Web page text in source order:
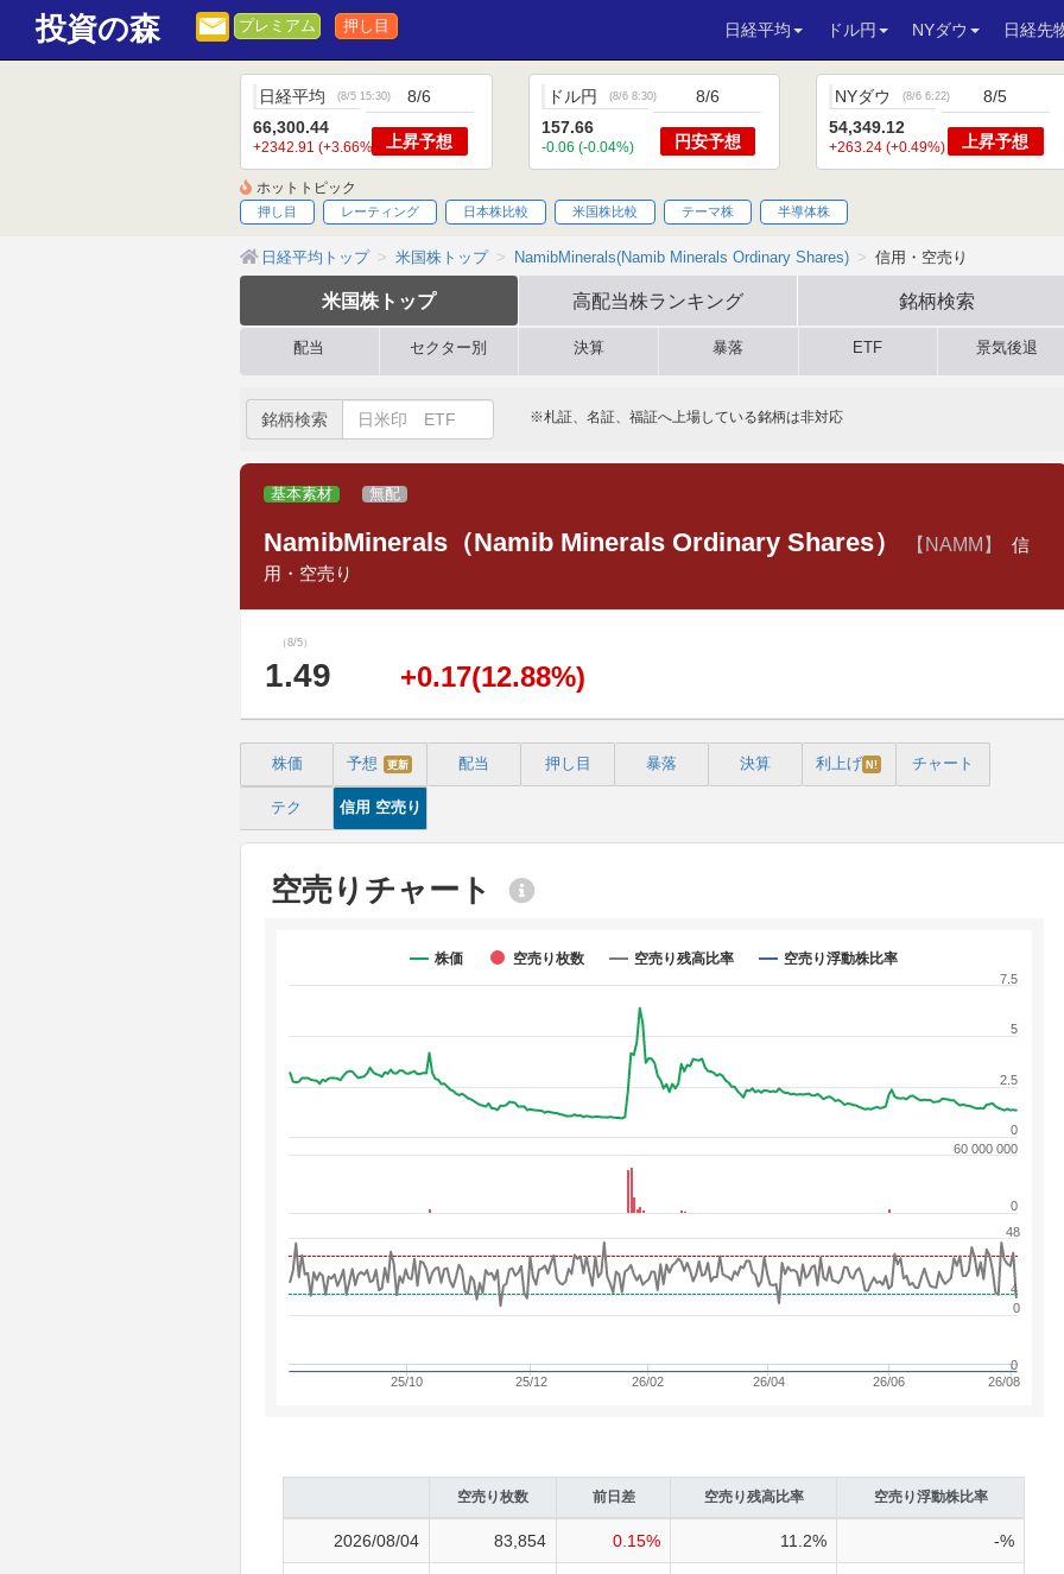
投資の森 プレミアム 押し目 日経平均 ドル円 NYダウ 日経先
日経平均 (8/5 15:30)
66,300.44
+2342.91 (+3.66%)
8/6
上昇予想
ドル円 (8/6 8:30)
157.66
-0.06 (-0.04%)
8/6
円安予想
NYダウ (8/6 6:22)
54,349.12
+263.24 (+0.49%)
8/5
上昇予想
ホットトピック
押し目 レーティング 日本株比較 米国株比較 テーマ株 半導体株
日経平均トップ 米国株トップ NamibMinerals(Namib Minerals Ordinary Shares) 信用・空売り
米国株 トップ 高配当株ランキング 銘柄検索
配当 セクター別 決算 暴落 ETF 景気後退
銘柄検索 ※札証、名証、福証へ上場している銘柄は非対応
基本素材 無配
NamibMinerals（Namib Minerals Ordinary Shares） 【NAMM】
信
用・空売り
（8/5）
1.49 +0.17(12.88%)
株価 予想 更新 配当 押し目 暴落 決算 利上げ N! チャート
テク 信用 空売り
空売りチャート
株価 空売り枚数 空売り残高比率 空売り浮動株比率
25/10 25/12 26/02 26/04 26/06 26/08
0
2.5
5
7.5
0
60 000 000
0
48
0
4
空売り枚数 前日差 空売り残高比率 空売り浮動株比率
2026/08/04 83,854 0.15% 11.2% -%